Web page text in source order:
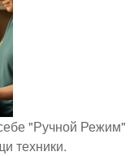
"Ручной Режим"
техники.